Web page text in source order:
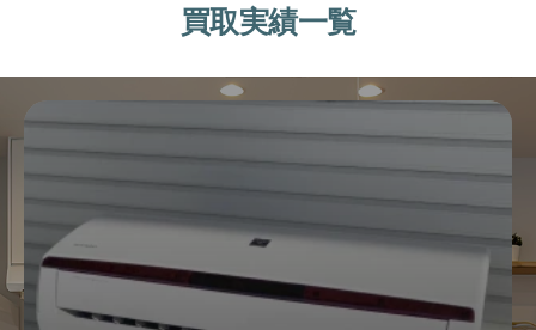
買取実績一覧